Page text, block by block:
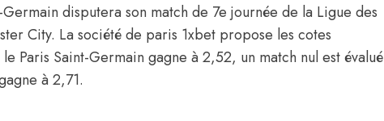
disputera son match de 7e journée de la Ligue des
City. La société de paris 1xbet propose les cotes
Paris Saint-Germain gagne à 2,52, un match nul est évalué
à 2,71.